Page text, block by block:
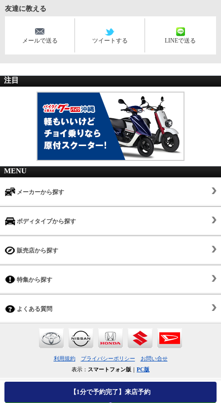
友達に教える
メールで送る ツイートする LINEで送る
【1分で予約完了】来店予約
注目
MENU
メーカーから探す
ボディタイプから探す
販売店から探す
特集から探す
よくある質問
利用規約 プライバシーポリシー
お問い合せ
表示： スマートフォン版 PC版